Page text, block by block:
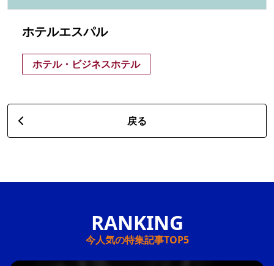
ホテルエスパル
ホテル・ビジネスホテル
戻る
今人気の特集記事TOP5